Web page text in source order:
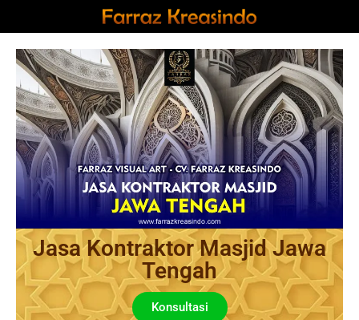
Jasa Kontraktor Masjid Jawa
Tengah
Konsultasi